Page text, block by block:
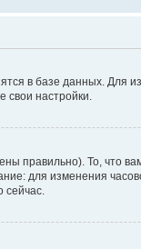
в базе данных.
свои настройки.
правильно). То, что
для изменения
сейчас.